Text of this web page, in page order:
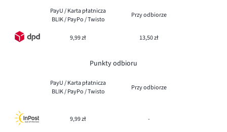
PayU / Karta płatnicza
BLIK / PayPo / Twisto
Przy odbiorze
9,99 zł 13,50 zł
Punkty odbioru
PayU / Karta płatnicza
BLIK / PayPo / Twisto
Przy odbiorze
9,99 zł -